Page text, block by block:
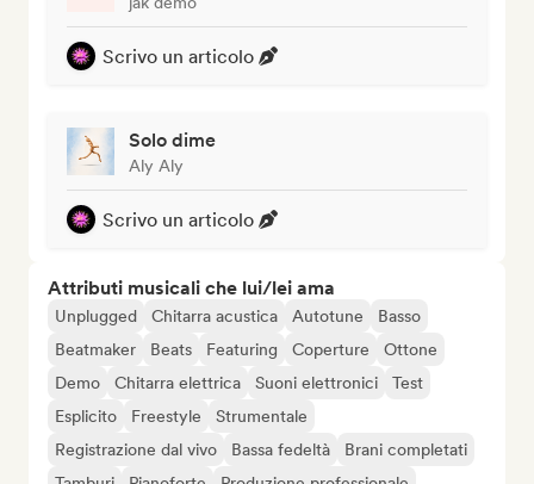
Scrivo un articolo
Solo dime
Aly Aly
Scrivo un articolo
Attributi musicali che lui/lei ama
Unplugged Chitarra acustica Autotune
Basso
Beatmaker
Beats Featuring Coperture
Ottone
Demo
Chitarra elettrica Suoni elettronici
Test
Esplicito
Freestyle
Strumentale
Registrazione dal vivo
Bassa fedeltà
Brani completati